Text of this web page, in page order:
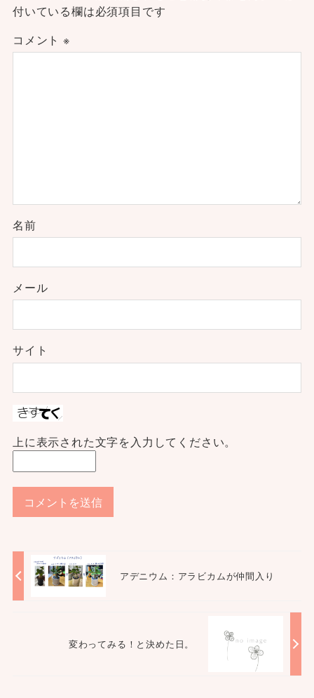
付いている欄は必須項目です
コメント ※
名前
メール
サイト
上に表示された文字を入力してください。
アデニウム：アラビカムが仲間入り
変わってみる！と決めた日。